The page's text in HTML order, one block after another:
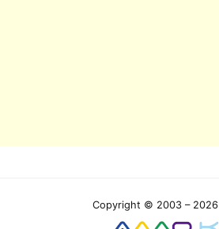
Copyright © 2003 – 2026